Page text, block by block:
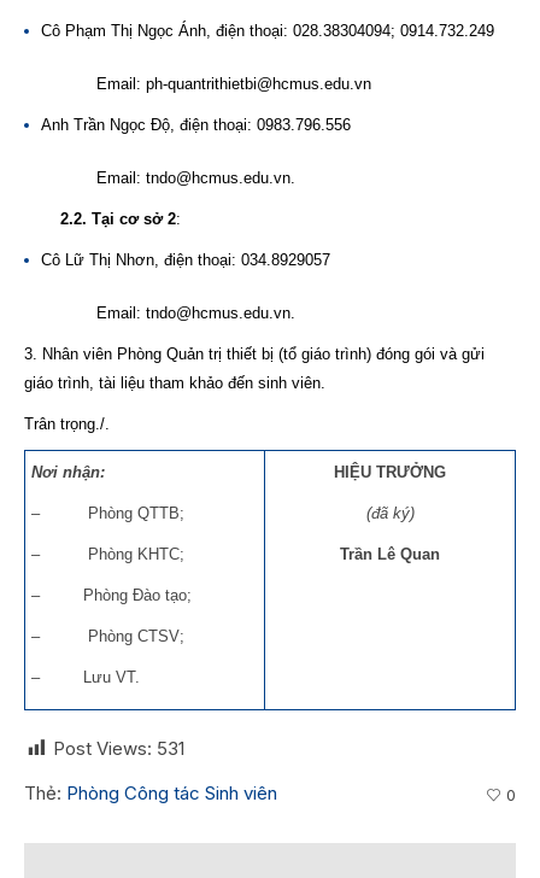
Cô Phạm Thị Ngọc Ánh, điện thoại: 028.38304094; 0914.732.249
Email: ph-quantrithietbi@hcmus.edu.vn
Anh Trần Ngọc Độ, điện thoại: 0983.796.556
Email: tndo@hcmus.edu.vn.
2.2. Tại cơ sở 2:
Cô Lữ Thị Nhơn, điện thoại: 034.8929057
Email: tndo@hcmus.edu.vn.
3. Nhân viên Phòng Quản trị thiết bị (tổ giáo trình) đóng gói và gửi
giáo trình, tài liệu tham khảo đến sinh viên.
Trân trọng./.
Nơi nhận:
– Phòng QTTB;
– Phòng KHTC;
– Phòng Đào tạo;
– Phòng CTSV;
– Lưu VT.
HIỆU TRƯỞNG
(đã ký)
Trần Lê Quan
Post Views: 531
Thẻ: Phòng Công tác Sinh viên 0